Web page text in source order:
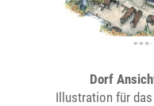
Dorf
Illustration für das